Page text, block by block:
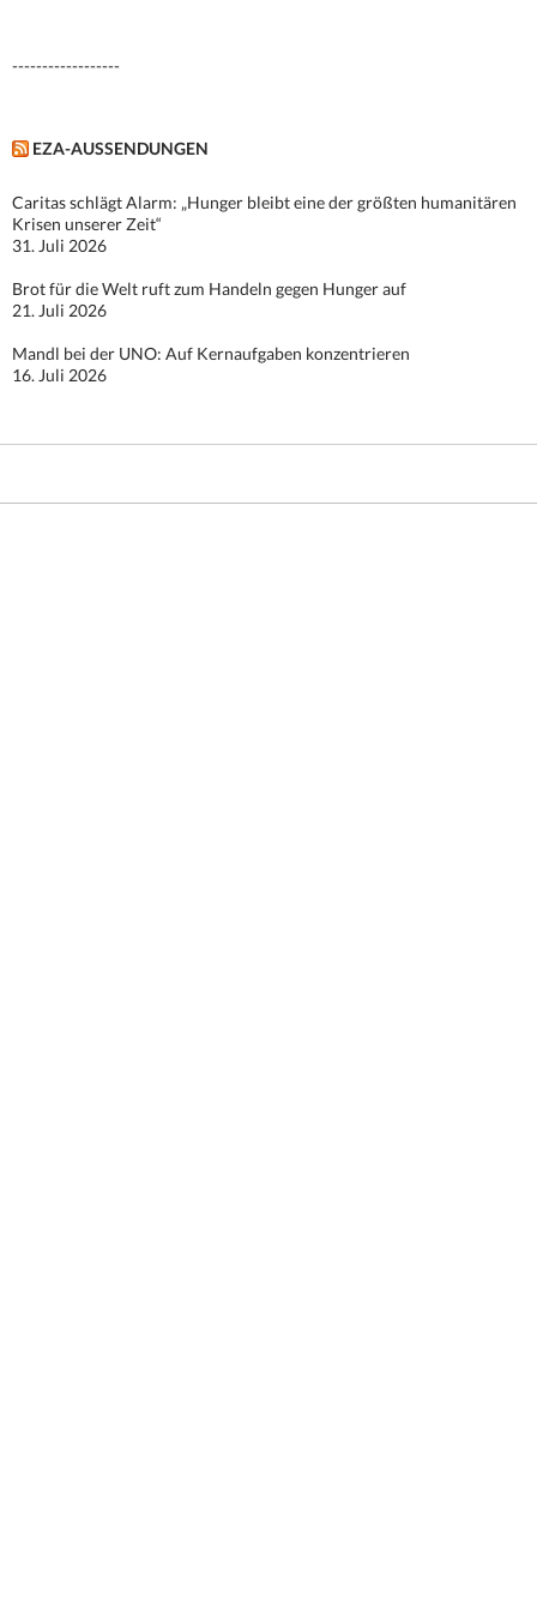
------------------
EZA-AUSSENDUNGEN
Caritas schlägt Alarm: „Hunger bleibt eine der größten humanitären
Krisen unserer Zeit“
31. Juli 2026
Brot für die Welt ruft zum Handeln gegen Hunger auf
21. Juli 2026
Mandl bei der UNO: Auf Kernaufgaben konzentrieren
16. Juli 2026